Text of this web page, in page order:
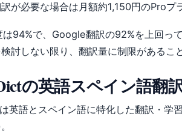
が必要な場合は月額約1,150円のProプ
94%で、Google翻訳の92%を上回っ
討しない限り、翻訳量に制限があるこ
の英語スペイン語翻
英語とスペイン語に特化した翻訳・学